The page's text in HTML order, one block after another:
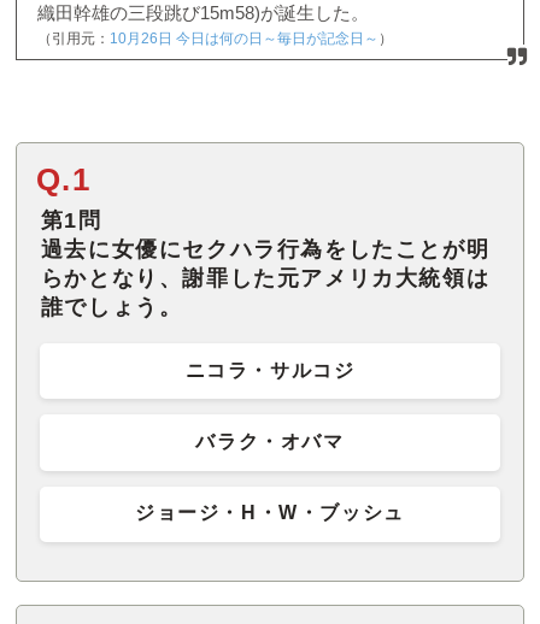
織田幹雄の三段跳び15m58)が誕生した。
（引用元： 10月26日 今日は何の日～毎日が記念日～ ）
Q.1
第1問
過去に女優にセクハラ行為をしたことが明
らかとなり、謝罪した元アメリカ大統領は
誰でしょう。
ニコラ・サルコジ
バラク・オバマ
ジョージ・H・W・ブッシュ